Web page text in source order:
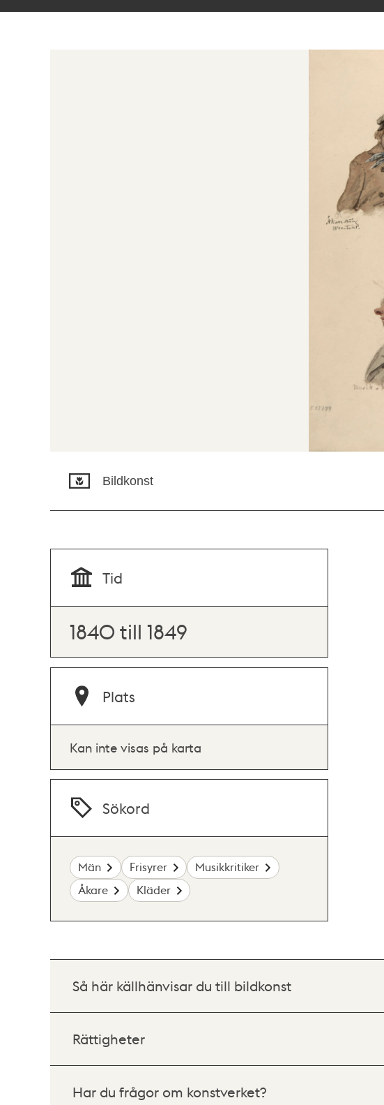
Bildkonst
Tid
1840 till 1849
Plats
Kan inte visas på karta
Sökord
Män Frisyrer
Musikkritiker
Åkare
Kläder
Så här källhänvisar du till bildkonst
Rättigheter
Har du frågor om konstverket?